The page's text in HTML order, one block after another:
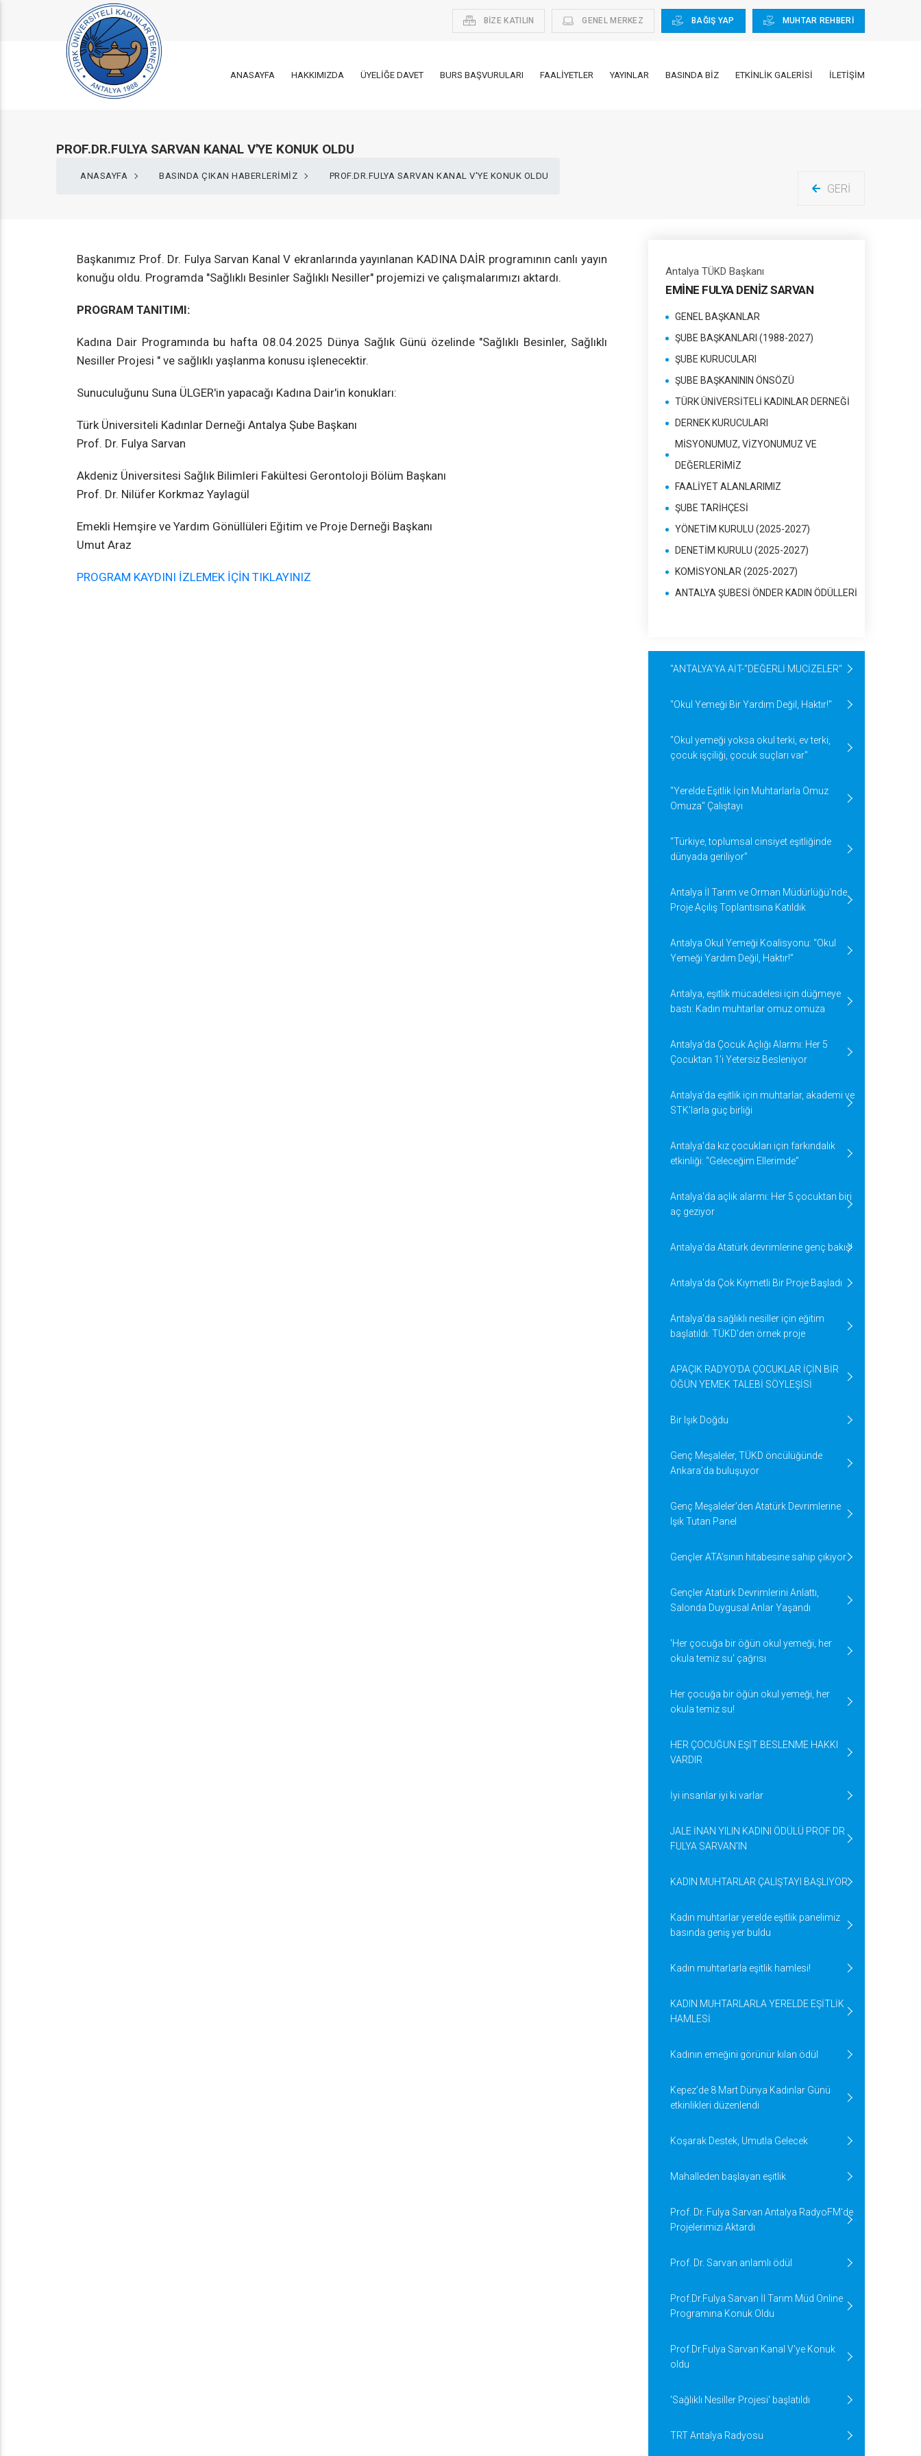
BİZE KATILIN GENEL MERKEZ BAĞIŞ YAP MUHTAR REHBERİ
ANASAYFA HAKKIMIZDA ÜYELIĞE DAVET BURS BAŞVURULARI FAALIYETLER YAYINLAR BASINDA BIZ ETKINLIK GALERISI İLETIŞIM
PROF.DR.FULYA SARVAN KANAL V'YE KONUK OLDU
ANASAYFA BASINDA ÇIKAN HABERLERİMİZ PROF.DR.FULYA SARVAN KANAL V'YE KONUK OLDU
GERI
Başkanımız Prof. Dr. Fulya Sarvan Kanal V ekranlarında yayınlanan KADINA DAİR programının canlı yayın
konuğu oldu. Programda "Sağlıklı Besinler Sağlıklı Nesiller" projemizi ve çalışmalarımızı aktardı.
PROGRAM TANITIMI:
Kadına Dair Programında bu hafta 08.04.2025 Dünya Sağlık Günü özelinde "Sağlıklı Besinler, Sağlıklı
Nesiller Projesi " ve sağlıklı yaşlanma konusu işlenecektir.
Sunuculuğunu Suna ÜLGER'in yapacağı Kadına Dair'in konukları:
Türk Üniversiteli Kadınlar Derneği Antalya Şube Başkanı
Prof. Dr. Fulya Sarvan
Akdeniz Üniversitesi Sağlık Bilimleri Fakültesi Gerontoloji Bölüm Başkanı
Prof. Dr. Nilüfer Korkmaz Yaylagül
Emekli Hemşire ve Yardım Gönüllüleri Eğitim ve Proje Derneği Başkanı
Umut Araz
PROGRAM KAYDINI İZLEMEK İÇİN TIKLAYINIZ
Antalya TÜKD Başkanı
EMİNE FULYA DENİZ SARVAN
GENEL BAŞKANLAR
ŞUBE BAŞKANLARI (1988-2027)
ŞUBE KURUCULARI
ŞUBE BAŞKANININ ÖNSÖZÜ
TÜRK ÜNİVERSİTELİ KADINLAR DERNEĞİ
DERNEK KURUCULARI
MİSYONUMUZ, VİZYONUMUZ VE
DEĞERLERİMİZ
FAALİYET ALANLARIMIZ
ŞUBE TARİHÇESİ
YÖNETİM KURULU (2025-2027)
DENETİM KURULU (2025-2027)
KOMİSYONLAR (2025-2027)
ANTALYA ŞUBESİ ÖNDER KADIN ÖDÜLLERİ
"ANTALYA'YA AİT-"DEĞERLİ MUCİZELER"
"Okul Yemeği Bir Yardım Değil, Haktır!"
"Okul yemeği yoksa okul terki, ev terki,
çocuk işçiliği, çocuk suçları var"
"Yerelde Eşitlik İçin Muhtarlarla Omuz
Omuza" Çalıştayı
“Türkiye, toplumsal cinsiyet eşitliğinde
dünyada geriliyor”
Antalya İl Tarım ve Orman Müdürlüğü'nde
Proje Açılış Toplantısına Katıldık
Antalya Okul Yemeği Koalisyonu: “Okul
Yemeği Yardım Değil, Haktır!”
Antalya, eşitlik mücadelesi için düğmeye
bastı: Kadın muhtarlar omuz omuza
Antalya’da Çocuk Açlığı Alarmı: Her 5
Çocuktan 1’i Yetersiz Besleniyor
Antalya’da eşitlik için muhtarlar, akademi ve
STK’larla güç birliği
Antalya’da kız çocukları için farkındalık
etkinliği: “Geleceğim Ellerimde”
Antalya'da açlık alarmı: Her 5 çocuktan biri
aç geziyor
Antalya'da Atatürk devrimlerine genç bakış!
Antalya'da Çok Kıymetli Bir Proje Başladı
Antalya'da sağlıklı nesiller için eğitim
başlatıldı: TÜKD'den örnek proje
APAÇIK RADYO'DA ÇOCUKLAR İÇİN BİR
ÖĞÜN YEMEK TALEBİ SÖYLEŞİSİ
Bir Işık Doğdu
Genç Meşaleler, TÜKD öncülüğünde
Ankara’da buluşuyor
Genç Meşaleler’den Atatürk Devrimlerine
Işık Tutan Panel
Gençler ATA’sının hitabesine sahip çıkıyor
Gençler Atatürk Devrimlerini Anlattı,
Salonda Duygusal Anlar Yaşandı
'Her çocuğa bir öğün okul yemeği, her
okula temiz su' çağrısı
Her çocuğa bir öğün okul yemeği, her
okula temiz su!
HER ÇOCUĞUN EŞİT BESLENME HAKKI
VARDIR
İyi insanlar iyi ki varlar
JALE İNAN YILIN KADINI ÖDÜLÜ PROF DR
FULYA SARVAN'IN
KADIN MUHTARLAR ÇALIŞTAYI BAŞLIYOR
Kadın muhtarlar yerelde eşitlik panelimiz
basında geniş yer buldu
Kadın muhtarlarla eşitlik hamlesi!
KADIN MUHTARLARLA YERELDE EŞİTLİK
HAMLESİ
Kadının emeğini görünür kılan ödül
Kepez’de 8 Mart Dünya Kadınlar Günü
etkinlikleri düzenlendi
Koşarak Destek, Umutla Gelecek
Mahalleden başlayan eşitlik
Prof. Dr. Fulya Sarvan Antalya RadyoFM'de
Projelerimizi Aktardı
Prof. Dr. Sarvan anlamlı ödül
Prof.Dr.Fulya Sarvan İl Tarım Müd Online
Programına Konuk Oldu
Prof.Dr.Fulya Sarvan Kanal V'ye Konuk
oldu
'Sağlıklı Nesiller Projesi' başlatıldı
TRT Antalya Radyosu